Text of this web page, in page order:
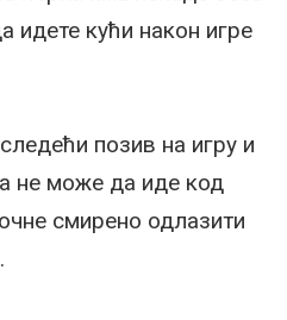
идете кући након игре
позив на игру и
не може да иде код
смирено одлазити